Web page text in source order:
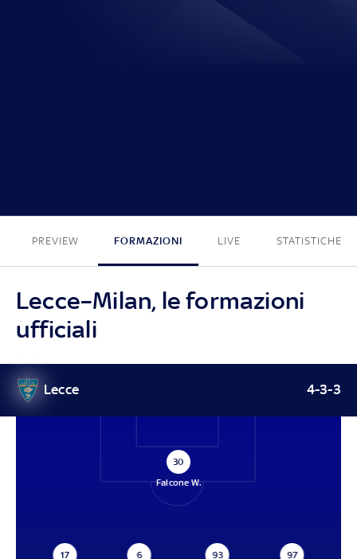
PREVIEW FORMAZIONI LIVE STATISTICHE
Lecce–Milan, le formazioni
ufficiali
Lecce 4-3-3
30
Falcone W.
17
6
93
97